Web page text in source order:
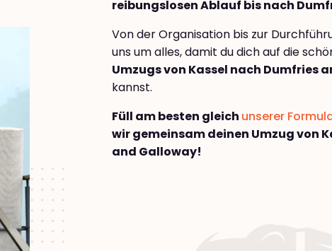
reibungslosen Ablauf bis nach
Von der Organisation bis zur
uns um alles, damit du dich auf die
Umzugs von Kassel nach Dumfries
kannst.
Füll am besten gleich unserer
wir gemeinsam deinen Umzug von
and Galloway!